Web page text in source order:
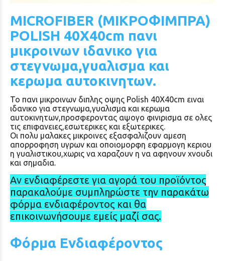
MICROFIBER (ΜΙΚΡΟΦΙΜΠΡΑ)
POLISH 40Χ40cm πανι
μικροινων ιδανικο για
στεγνωμα,γυαλισμα και
κερωμα αυτοκινητων.
Το πανι μικροινων διπλης οψης Polish 40Χ40cm ειναι
ιδανικο για στεγνωμα,γυαλισμα και κερωμα
αυτοκινητων,προσφεροντας αψογο φινιρισμα σε ολες
τις επιφανειες,εσωτερικες και εξωτερικες.
Οι πολυ μαλακες μικροινες εξασφαλιζουν αμεση
απορροφηση υγρων και οποιομορφη εφαρμογη κεριου
η γυαλιστικου,χωρις να χαραζουν η να αφηνουν χνουδι
και σημαδια.
Αν ενδιαφέρεστε για αγορά του προϊόντος
παρακαλούμε συμπληρώστε την παρακάτω
φόρμα ενδιαφέροντος και θα
επικοινωνήσουμε εμείς μαζί σας.
Φόρμα Ενδιαφέροντος